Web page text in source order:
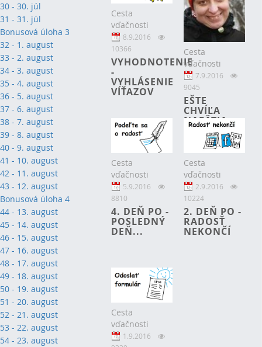
30 - 30. júl
31 - 31. júl
Bonusová úloha 3
32 - 1. august
33 - 2. august
34 - 3. august
35 - 4. august
36 - 5. august
37 - 6. august
38 - 7. august
39 - 8. august
40 - 9. august
41 - 10. august
42 - 11. august
43 - 12. august
Bonusová úloha 4
44 - 13. august
45 - 14. august
46 - 15. august
47 - 16. august
48 - 17. august
49 - 18. august
50 - 19. august
51 - 20. august
52 - 21. august
53 - 22. august
54 - 23. august
Cesta
vďačnosti
8.9.2016
10366
VYHODNOTENIE
-
VYHLÁSENIE
VÍŤAZOV
Cesta
vďačnosti
7.9.2016
9045
EŠTE
CHVÍĽA
NAPÄTIA...
Cesta
vďačnosti
5.9.2016
8810
4. DEŇ PO -
POSLEDNÝ
DEŇ...
Cesta
vďačnosti
2.9.2016
10224
2. DEŇ PO -
RADOSŤ
NEKONČÍ
Cesta
vďačnosti
1.9.2016